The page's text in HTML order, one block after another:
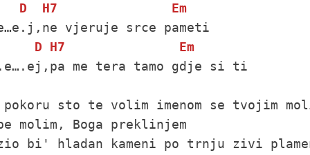
D
H7
Em
D
H7
Em
me tera tamo gdje si ti
pokoru sto te volim imenom se tvojim
molim, Boga preklinjem
bi' hladan kameni po trnju zivi